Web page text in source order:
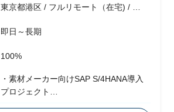
東京都港区 / フルリモート（在宅) / 六
即日～長期
100%
・素材メーカー向けSAP S/4HANA導入
プロジェクト